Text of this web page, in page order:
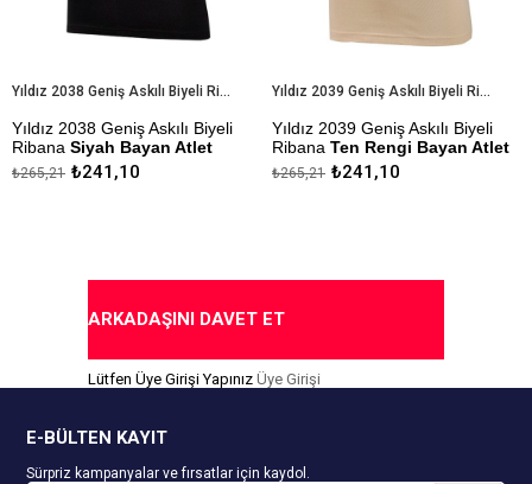
Yıldız 2038 Geniş Askılı Biyeli Ribana Siyah Bayan Atlet
2038 Geniş Askılı Biyeli
Siyah Bayan Atlet
Sanfor Testi
₺241,10
Yıldız 2039 Geniş Askılı Biyeli Ribana Ten Rengi Bayan Atlet
Yıldız 2039 Geniş Askılı Biyeli
RibanaTen Rengi Bayan Atlet
Çekmezlik Sanfor Testi
₺241,10
₺265,21
Body
ARKADAŞINI DAVET ET
Lütfen Üye Girişi Yapınız Üye Girişi
E-BÜLTEN KAYIT
Sürpriz kampanyalar ve fırsatlar için kaydol.